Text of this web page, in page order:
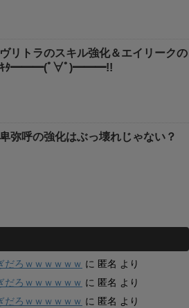
ヴリトラのスキル強化＆エイリークの
ｷﾀ━━━(ﾟ∀ﾟ)━━━!!
卑弥呼の強化はぶっ壊れじゃない？
だろｗｗｗｗｗｗ に 匿名 より
だろｗｗｗｗｗｗ に 匿名 より
だろｗｗｗｗｗｗ に 匿名 より